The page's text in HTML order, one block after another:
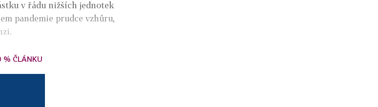
v řádu nižších jednotek
pandemie prudce vzhůru,
% ČLÁNKU